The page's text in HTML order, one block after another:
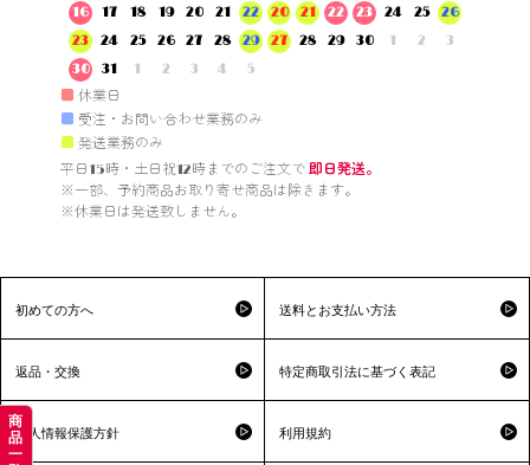
商
品
一
16
17 18 19 20 21
22
23
24 25 26 27 28
29
30
31 1 2 3 4 5
20
21 22 23 24 25
26
27
28 29 30 1 2 3
■ 休業日
■ 受注・お問い合わせ業務のみ
■ 発送業務のみ
平日15時・土日祝12時までのご注文で 即日発送。
※一部、予約商品お取り寄せ商品は除きます。
※休業日は発送致しません。
初めての方へ 送料とお支払い方法
返品・交換 特定商取引法に基づく表記
個人情報保護方針 利用規約